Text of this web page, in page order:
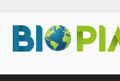
Inhalt
springen